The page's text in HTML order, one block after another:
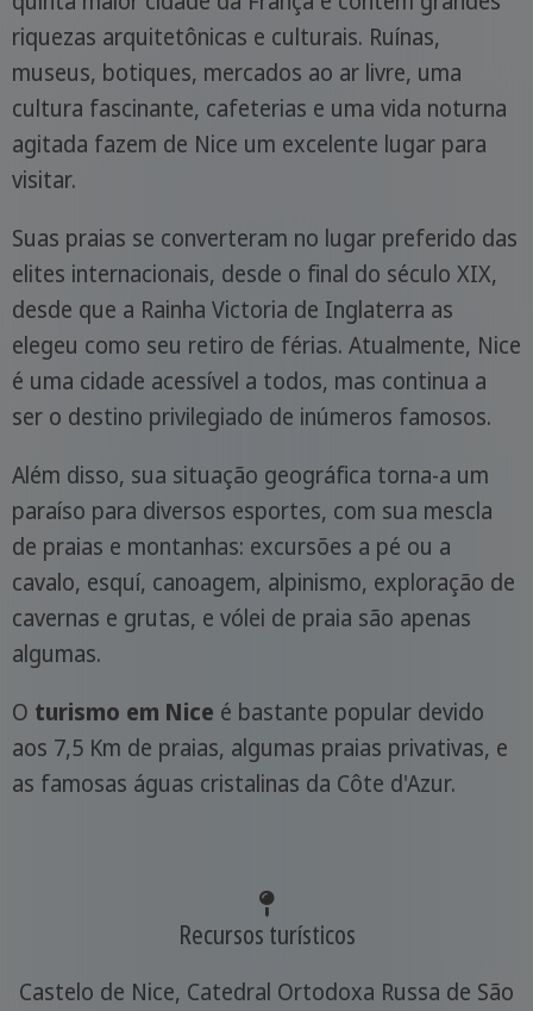
riquezas arquitetônicas e culturais. Ruínas,
museus, botiques, mercados ao ar livre, uma
cultura fascinante, cafeterias e uma vida noturna
agitada fazem de Nice um excelente lugar para
visitar.
Suas praias se converteram no lugar preferido das
elites internacionais, desde o final do século XIX,
desde que a Rainha Victoria de Inglaterra as
elegeu como seu retiro de férias. Atualmente, Nice
é uma cidade acessível a todos, mas continua a
ser o destino privilegiado de inúmeros famosos.
Além disso, sua situação geográfica torna-a um
paraíso para diversos esportes, com sua mescla
de praias e montanhas: excursões a pé ou a
cavalo, esquí, canoagem, alpinismo, exploração de
cavernas e grutas, e vólei de praia são apenas
algumas.
O turismo em Nice é bastante popular devido
aos 7,5 Km de praias, algumas praias privativas, e
as famosas águas cristalinas da Côte d'Azur.
Recursos turísticos
Castelo de Nice, Catedral Ortodoxa Russa de São